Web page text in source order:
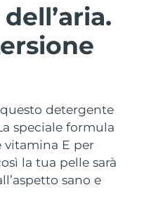
detergente
speciale formula
E per
la tua pelle sarà
sano e